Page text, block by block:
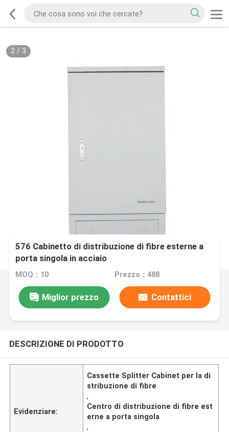
2/ 3
576 Cabinetto di distribuzione di fibre esterne a
porta singola in acciaio
MOQ：10 Prezzo：488
Miglior prezzo Contattici
DESCRIZIONE DI PRODOTTO
Evidenziare:
Cassette Splitter Cabinet per la di
stribuzione di fibre
,
Centro di distribuzione di fibre est
erne a porta singola
,